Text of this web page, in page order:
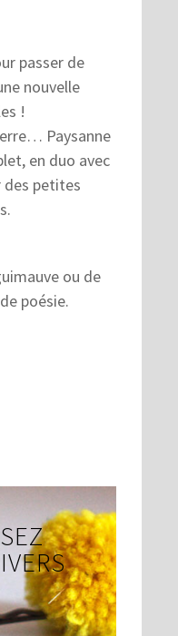
passer de
nouvelle
!
Paysanne
en duo avec
des petites
ou de
poésie.